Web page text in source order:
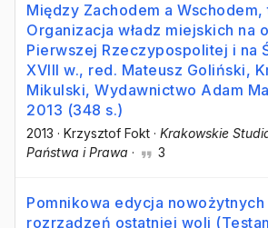
Między Zachodem a Wschodem,
Organizacja władz miejskich na
Pierwszej Rzeczypospolitej i na
XVIII w., red. Mateusz Goliński,
Mikulski, Wydawnictwo Adam
2013 (348 s.)
2013 · Krzysztof Fokt · Krakowskie
Państwa i Prawa · 3
Pomnikowa edycja nowożytnych
rozrządzeń ostatniej woli